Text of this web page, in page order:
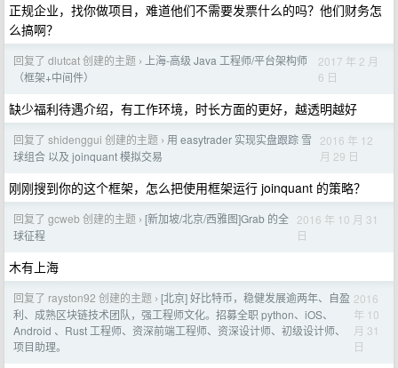
正规企业，找你做项目，难道他们不需要发票什么的吗？他们财务怎
么搞啊？
回复了 dlutcat 创建的主题 ›
上海-高级 Java 工程师/平台架构师
（框架+中间件）
2017 年 2 月
6 日
缺少福利待遇介绍，有工作环境，时长方面的更好，越透明越好
回复了 shidenggui 创建的主题 › 用 easytrader 实现实盘跟踪 雪
球组合 以及 joinquant 模拟交易
2016 年 12
月 29 日
刚刚搜到你的这个框架，怎么把使用框架运行 joinquant 的策略？
回复了 gcweb 创建的主题 › [新加坡/北京/西雅图]Grab 的全
球征程
2016 年 10 月 31
日
木有上海
回复了 rayston92 创建的主题 › [北京] 好比特币，稳健发展逾两年、自盈
利、成熟区块链技术团队，强工程师文化。招募全职 python、iOS、
Android 、Rust 工程师、资深前端工程师、资深设计师、初级设计师、
项目助理。
2016
年 10
月 31
日